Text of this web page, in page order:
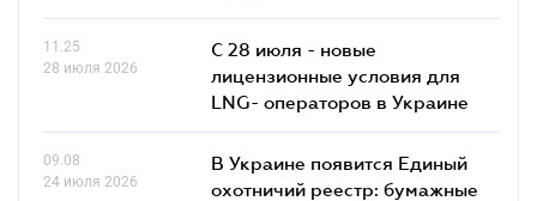
11.25
28 июля 2026
С 28 июля - новые
лицензионные условия для
LNG- операторов в Украине
09.08
24 июля 2026
В Украине появится Единый
охотничий реестр: бумажные